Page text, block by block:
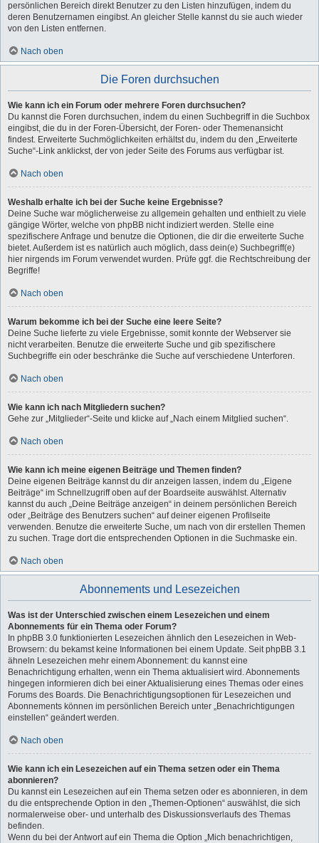
persönlichen Bereich direkt Benutzer zu den Listen hinzufügen, indem du
deren Benutzernamen eingibst. An gleicher Stelle kannst du sie auch wieder
von den Listen entfernen.
Nach oben
Die Foren durchsuchen
Wie kann ich ein Forum oder mehrere Foren durchsuchen?
Du kannst die Foren durchsuchen, indem du einen Suchbegriff in die Suchbox
eingibst, die du in der Foren-Übersicht, der Foren- oder Themenansicht
findest. Erweiterte Suchmöglichkeiten erhältst du, indem du den „Erweiterte
Suche“-Link anklickst, der von jeder Seite des Forums aus verfügbar ist.
Nach oben
Weshalb erhalte ich bei der Suche keine Ergebnisse?
Deine Suche war möglicherweise zu allgemein gehalten und enthielt zu viele
gängige Wörter, welche von phpBB nicht indiziert werden. Stelle eine
spezifischere Anfrage und benutze die Optionen, die dir die erweiterte Suche
bietet. Außerdem ist es natürlich auch möglich, dass dein(e) Suchbegriff(e)
hier nirgends im Forum verwendet wurden. Prüfe ggf. die Rechtschreibung der
Begriffe!
Nach oben
Warum bekomme ich bei der Suche eine leere Seite?
Deine Suche lieferte zu viele Ergebnisse, somit konnte der Webserver sie
nicht verarbeiten. Benutze die erweiterte Suche und gib spezifischere
Suchbegriffe ein oder beschränke die Suche auf verschiedene Unterforen.
Nach oben
Wie kann ich nach Mitgliedern suchen?
Gehe zur „Mitglieder“-Seite und klicke auf „Nach einem Mitglied suchen“.
Nach oben
Wie kann ich meine eigenen Beiträge und Themen finden?
Deine eigenen Beiträge kannst du dir anzeigen lassen, indem du „Eigene
Beiträge“ im Schnellzugriff oben auf der Boardseite auswählst. Alternativ
kannst du auch „Deine Beiträge anzeigen“ in deinem persönlichen Bereich
oder „Beiträge des Benutzers suchen“ auf deiner eigenen Profilseite
verwenden. Benutze die erweiterte Suche, um nach von dir erstellen Themen
zu suchen. Trage dort die entsprechenden Optionen in die Suchmaske ein.
Nach oben
Abonnements und Lesezeichen
Was ist der Unterschied zwischen einem Lesezeichen und einem
Abonnements für ein Thema oder Forum?
In phpBB 3.0 funktionierten Lesezeichen ähnlich den Lesezeichen in Web-
Browsern: du bekamst keine Informationen bei einem Update. Seit phpBB 3.1
ähneln Lesezeichen mehr einem Abonnement: du kannst eine
Benachrichtigung erhalten, wenn ein Thema aktualisiert wird. Abonnements
hingegen informieren dich bei einer Aktualisierung eines Themas oder eines
Forums des Boards. Die Benachrichtigungsoptionen für Lesezeichen und
Abonnements können im persönlichen Bereich unter „Benachrichtigungen
einstellen“ geändert werden.
Nach oben
Wie kann ich ein Lesezeichen auf ein Thema setzen oder ein Thema
abonnieren?
Du kannst ein Lesezeichen auf ein Thema setzen oder es abonnieren, in dem
du die entsprechende Option in den „Themen-Optionen“ auswählst, die sich
normalerweise ober- und unterhalb des Diskussionsverlaufs des Themas
befinden.
Wenn du bei der Antwort auf ein Thema die Option „Mich benachrichtigen,